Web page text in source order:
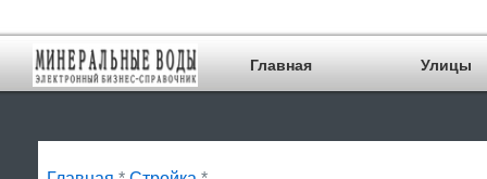
Главная Улицы